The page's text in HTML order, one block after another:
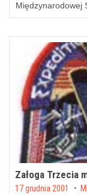
Międzynarodowej
Załoga Trzecia
Posted on
17 grudnia 2001 by